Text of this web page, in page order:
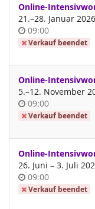
Online-
21.–bis
28. Januar 2026
Uhrzeit
09:00
Verkauf beendet
Online-
5.–bis
12. November
Uhrzeit
09:00
Verkauf beendet
Online-
26. Juni –bis
3. Juli
Uhrzeit
09:00
Verkauf beendet